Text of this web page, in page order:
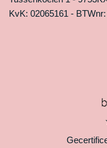
KvK: 02065161 -